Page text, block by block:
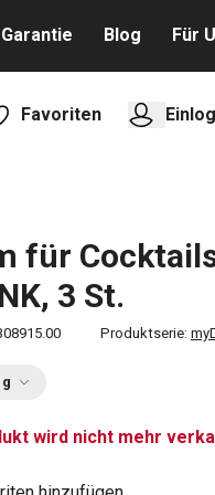
Garantie Blog Für
Favoriten
für
3 St.
Produktserie:
wird nicht mehr